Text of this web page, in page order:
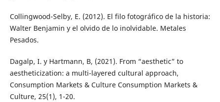
Collingwood-Selby, E. (2012). El filo fotográfico de la historia:
Walter Benjamin y el olvido de lo inolvidable. Metales
Pesados.
Dagalp, I. y Hartmann, B, (2021). From “aesthetic” to
aestheticization: a multi-layered cultural approach,
Consumption Markets & Culture Consumption Markets &
Culture, 25(1), 1-20.